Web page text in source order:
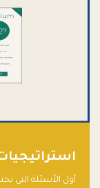
أول الأسئلة التي